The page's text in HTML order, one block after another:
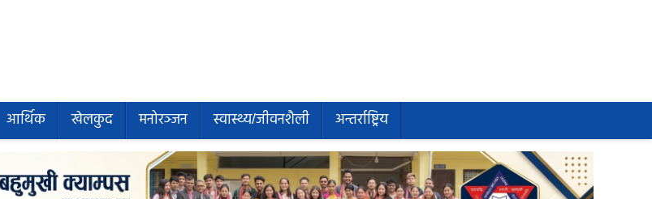
आर्थिक खेलकुद मनोरञ्जन स्वास्थ्य/जीवनशैली अन्तर्राष्ट्रिय